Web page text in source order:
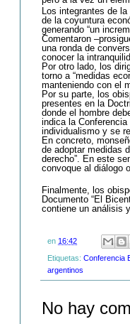
Los integrantes de
de la coyuntura
generando “un
Comentaron
una ronda de
conocer la
Por otro lado, los
torno a “medidas
manteniendo con el
Por su parte, los
presentes en la
donde el hombre
indica la
individualismo y se
En concreto,
de adoptar medidas
derecho”. En este
convoque al diálogo
Finalmente, los
Documento “El
contiene un análisis
en 16:42
Etiquetas: Conferencia
argentinos
No hay